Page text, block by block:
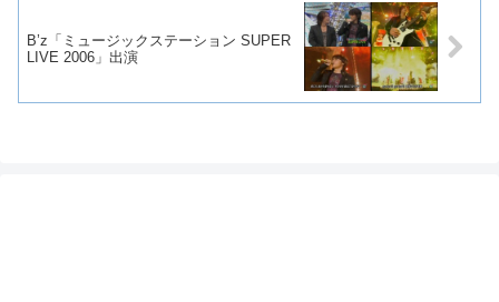
B’z「ミュージックステーション SUPER
LIVE 2006」出演